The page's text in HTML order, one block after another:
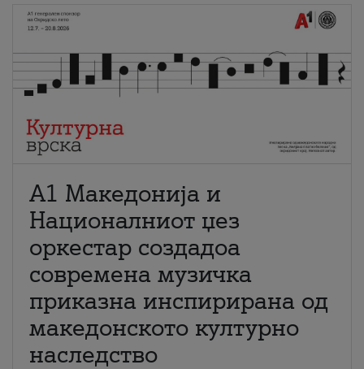
А1 Македонија и
Националниот џез
оркестар создадоа
современа музичка
приказна инспирирана од
македонското културно
наследство